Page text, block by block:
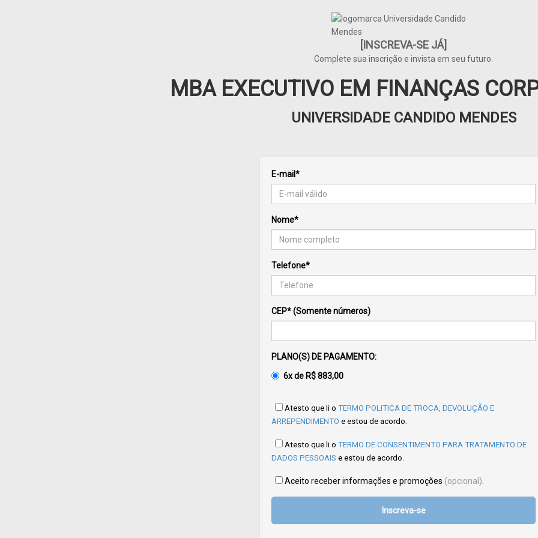
[INSCREVA-SE JÁ]
Complete sua inscrição e invista em seu futuro.
MBA EXECUTIVO EM FINANÇAS
UNIVERSIDADE CANDIDO MENDES
E-mail*
Nome*
Telefone*
CEP* (Somente números)
PLANO(S) DE PAGAMENTO:
6x de R$ 883,00
Atesto que li o TERMO POLITICA DE TROCA, DEVOLUÇÃO E
ARREPENDIMENTO e estou de acordo.
Atesto que li o TERMO DE CONSENTIMENTO PARA TRATAMENTO DE
DADOS PESSOAIS e estou de acordo.
Aceito receber informações e promoções (opcional)
Inscreva-se